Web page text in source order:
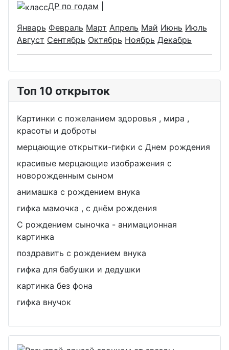
ДР по годам
Январь Февраль Март Апрель Май Июнь Июль
Август Сентябрь Октябрь Ноябрь Декабрь
Топ 10 открыток
Картинки с пожеланием здоровья , мира ,
красоты и доброты
мерцающие открытки-гифки с Днем рождения
красивые мерцающие изображения с
новорожденным сыном
анимашка с рождением внука
гифка мамочка , с днём рождения
С рождением сыночка - анимационная
картинка
поздравить с рождением внука
гифка для бабушки и дедушки
картинка без фона
гифка внучок